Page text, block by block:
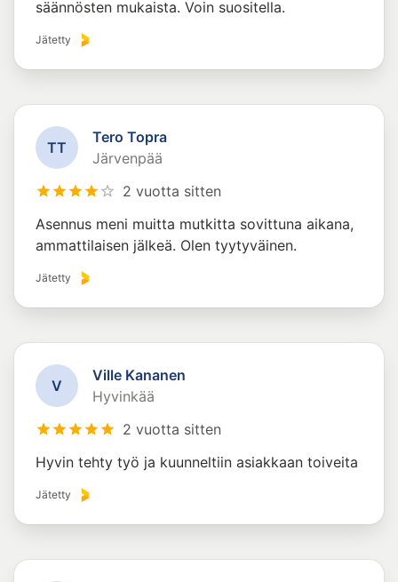
säännösten mukaista. Voin suositella.
Jätetty
TT
Tero Topra
Järvenpää
2 vuotta sitten
Asennus meni muitta mutkitta sovittuna aikana,
ammattilaisen jälkeä. Olen tyytyväinen.
Jätetty
V
Ville Kananen
Hyvinkää
2 vuotta sitten
Hyvin tehty työ ja kuunneltiin asiakkaan toiveita
Jätetty